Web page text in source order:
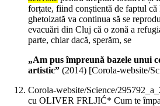
forțate, fiind conștientă de faptul că
ghetoizată va continua să se
evacuări din Cluj că o zonă a
parte, chiar dacă, sperăm, se
„Am pus împreună bazele unui
artistic” (2014) [Corola-website/
Corola-website/Science/
cu OLIVER FRLJIĆ* Cum te